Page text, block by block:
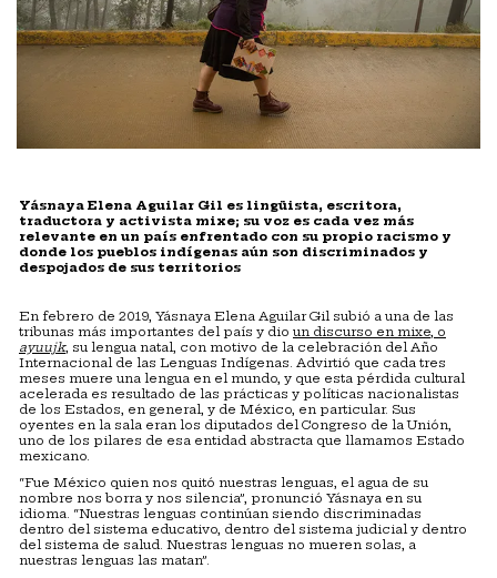
Yásnaya Elena Aguilar Gil es lingüista, escritora,
traductora y activista mixe; su voz es cada vez más
relevante en un país enfrentado con su propio racismo y
donde los pueblos indígenas aún son discriminados y
despojados de sus territorios
En febrero de 2019, Yásnaya Elena Aguilar Gil subió a una de las
tribunas más importantes del país y dio un discurso en mixe, o
ayuujk, su lengua natal, con motivo de la celebración del Año
Internacional de las Lenguas Indígenas. Advirtió que cada tres
meses muere una lengua en el mundo, y que esta pérdida cultural
acelerada es resultado de las prácticas y políticas nacionalistas
de los Estados, en general, y de México, en particular. Sus
oyentes en la sala eran los diputados del Congreso de la Unión,
uno de los pilares de esa entidad abstracta que llamamos Estado
mexicano.
“Fue México quien nos quitó nuestras lenguas, el agua de su
nombre nos borra y nos silencia”, pronunció Yásnaya en su
idioma. “Nuestras lenguas continúan siendo discriminadas
dentro del sistema educativo, dentro del sistema judicial y dentro
del sistema de salud. Nuestras lenguas no mueren solas, a
nuestras lenguas las matan”.